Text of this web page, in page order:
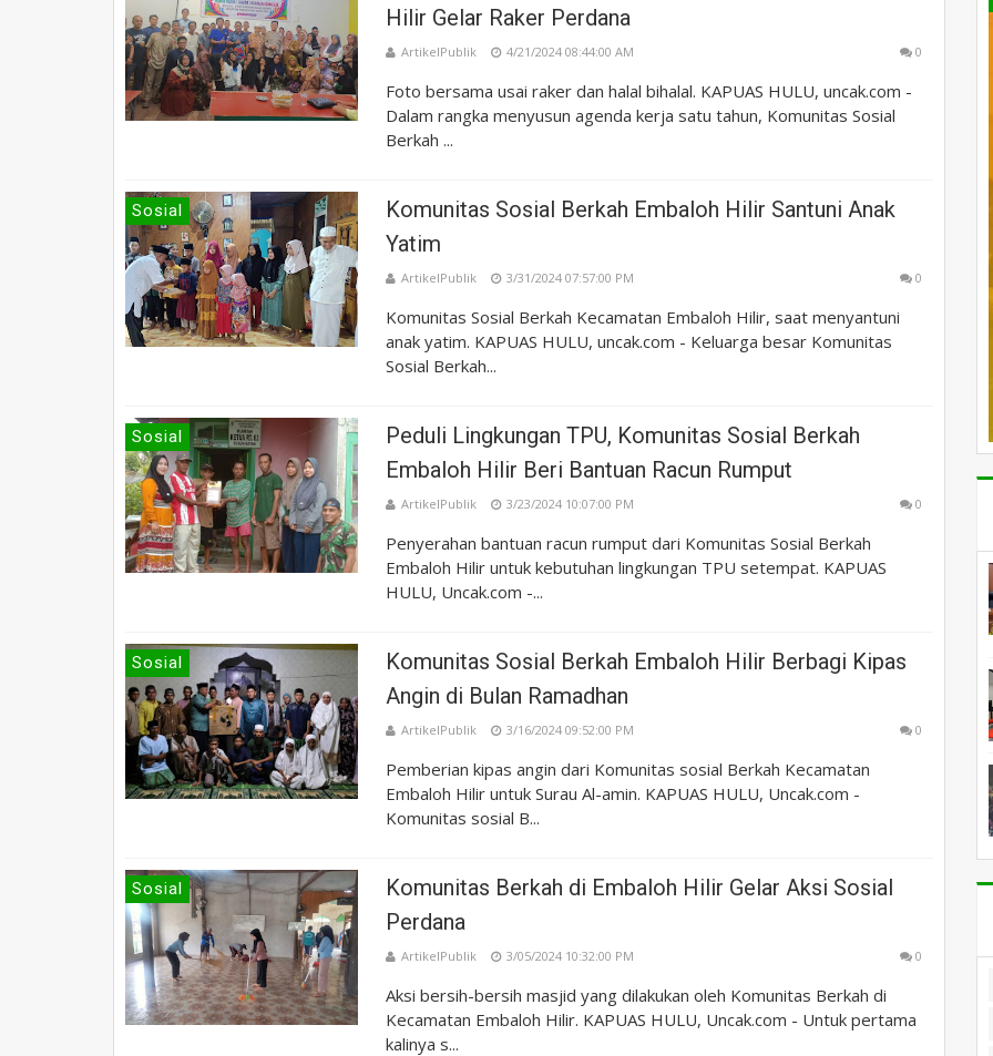
Hilir Gelar Raker Perdana
ArtikelPublik 4/21/2024 08:44:00 AM 0
Foto bersama usai raker dan halal bihalal. KAPUAS HULU, uncak.com -
Dalam rangka menyusun agenda kerja satu tahun, Komunitas Sosial
Berkah ...
Sosial
Komunitas Sosial Berkah Embaloh Hilir Santuni Anak
Yatim
ArtikelPublik 3/31/2024 07:57:00 PM 0
Komunitas Sosial Berkah Kecamatan Embaloh Hilir, saat menyantuni
anak yatim. KAPUAS HULU, uncak.com - Keluarga besar Komunitas
Sosial Berkah...
Sosial
Peduli Lingkungan TPU, Komunitas Sosial Berkah
Embaloh Hilir Beri Bantuan Racun Rumput
ArtikelPublik 3/23/2024 10:07:00 PM 0
Penyerahan bantuan racun rumput dari Komunitas Sosial Berkah
Embaloh Hilir untuk kebutuhan lingkungan TPU setempat. KAPUAS
HULU, Uncak.com -...
Sosial
Komunitas Sosial Berkah Embaloh Hilir Berbagi Kipas
Angin di Bulan Ramadhan
ArtikelPublik 3/16/2024 09:52:00 PM 0
Pemberian kipas angin dari Komunitas sosial Berkah Kecamatan
Embaloh Hilir untuk Surau Al-amin. KAPUAS HULU, Uncak.com -
Komunitas sosial B...
Sosial
Komunitas Berkah di Embaloh Hilir Gelar Aksi Sosial
Perdana
ArtikelPublik 3/05/2024 10:32:00 PM 0
Aksi bersih-bersih masjid yang dilakukan oleh Komunitas Berkah di
Kecamatan Embaloh Hilir. KAPUAS HULU, Uncak.com - Untuk pertama
kalinya s...